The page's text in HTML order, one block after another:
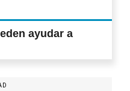
ayudar a